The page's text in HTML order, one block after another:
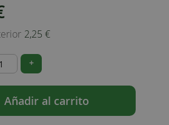
2,25 €
+
Añadir al carrito